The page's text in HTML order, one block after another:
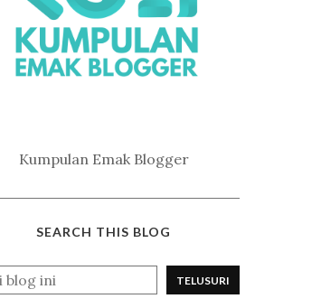
Kumpulan Emak Blogger
SEARCH THIS BLOG